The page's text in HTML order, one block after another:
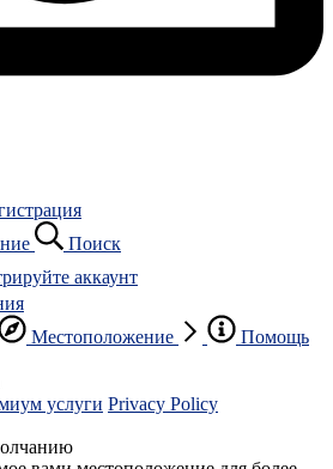
Поиск
аккаунт
Местоположение Помощь
услуги Privacy Policy